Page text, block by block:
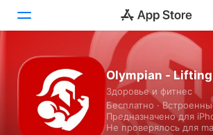
Сегодня
Игры
Приложения
Olympian -
Здоровье и фитнес
Бесплатно ·
Предназначено для
Не проверялось для